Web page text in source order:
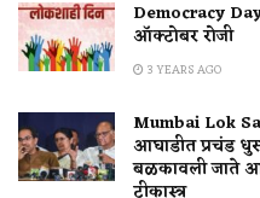
Democracy
ऑक्टोबर रोजी
3 YEARS AGO
Mumbai Lok
आघाडीत प्रचंड
बळकावली जाते